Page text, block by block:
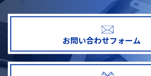
お問い合わせフォーム